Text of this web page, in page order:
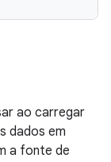
ao carregar
dados em
a fonte de